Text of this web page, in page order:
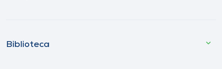
Biblioteca